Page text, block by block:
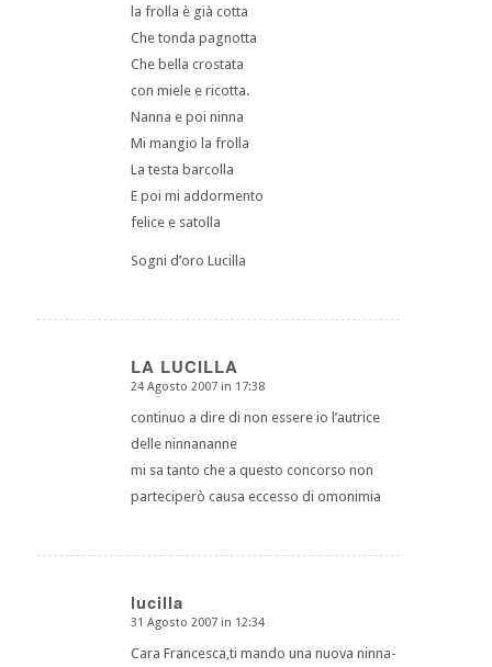
la frolla è già cotta
Che tonda pagnotta
Che bella crostata
con miele e ricotta.
Nanna e poi ninna
Mi mangio la frolla
La testa barcolla
E poi mi addormento
felice e satolla
Sogni d’oro Lucilla
LA LUCILLA
dice:
24 Agosto 2007 in 17:38
continuo a dire di non essere io l’autrice
delle ninnananne
mi sa tanto che a questo concorso non
parteciperò causa eccesso di omonimia
lucilla
dice:
31 Agosto 2007 in 12:34
Cara Francesca,ti mando una nuova ninna-